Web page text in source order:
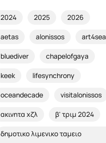
2024 2025 2026
aetas alonissos art4sea
bluediver chapelofgaya
keek lifesynchrony
oceandecade visitalonissos
ακινητα χζλ β' τριμ 2024
δημοτικο λιμενικο ταμειο